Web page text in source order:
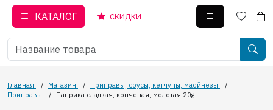
КАТАЛОГ СКИДКИ
Главная / Магазин / Приправы, соусы, кетчупы, маойнезы
/
Приправы
/ Паприка сладкая, копченая, молотая 20g